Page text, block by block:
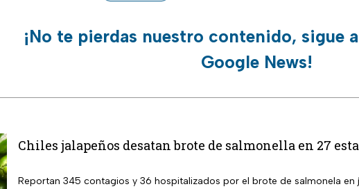
¡No te pierdas nuestro contenido, sigue
Google News!
Chiles jalapeños desatan brote de salmonella en 27
Reportan 345 contagios y 36 hospitalizados por el brote de salmonela